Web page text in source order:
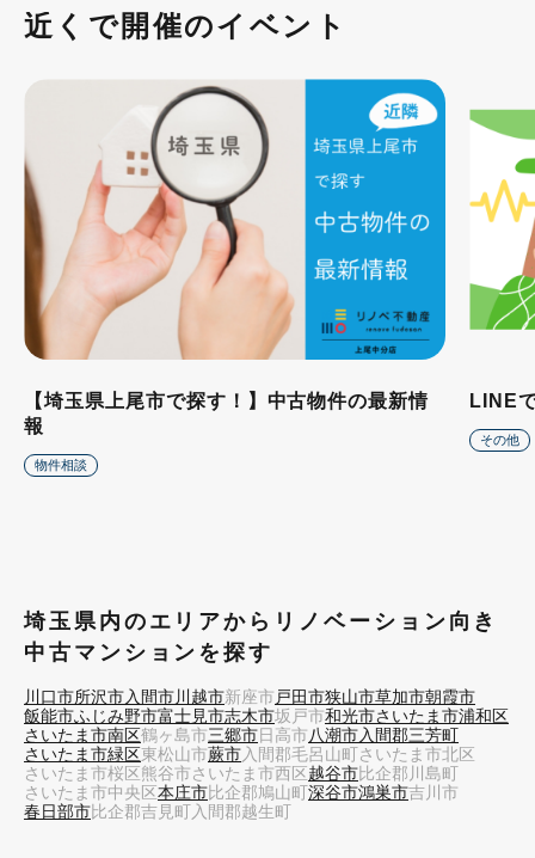
近くで開催のイベント
【埼玉県上尾市で探す！】中古物件の最新情
報
物件相談
LINE
その他
埼玉県内のエリアからリノベーション向き
中古マンションを探す
川口市所沢市入間市川越市新座市戸田市狭山市草加市朝霞市
飯能市ふじみ野市富士見市志木市坂戸市和光市さいたま市浦和区
さいたま市南区鶴ヶ島市三郷市日高市八潮市入間郡三芳町
さいたま市緑区東松山市蕨市入間郡毛呂山町さいたま市北区
さいたま市桜区熊谷市さいたま市西区越谷市比企郡川島町
さいたま市中央区本庄市比企郡鳩山町深谷市鴻巣市吉川市
春日部市比企郡吉見町入間郡越生町